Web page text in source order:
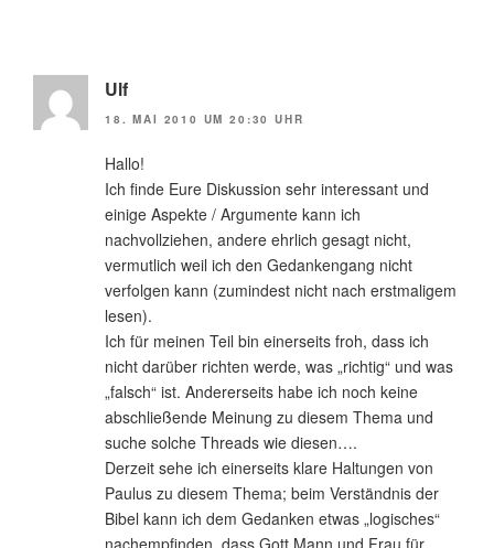
Ulf
18. MAI 2010 UM 20:30 UHR
Hallo!
Ich finde Eure Diskussion sehr interessant und
einige Aspekte / Argumente kann ich
nachvollziehen, andere ehrlich gesagt nicht,
vermutlich weil ich den Gedankengang nicht
verfolgen kann (zumindest nicht nach erstmaligem
lesen).
Ich für meinen Teil bin einerseits froh, dass ich
nicht darüber richten werde, was „richtig“ und was
„falsch“ ist. Andererseits habe ich noch keine
abschließende Meinung zu diesem Thema und
suche solche Threads wie diesen….
Derzeit sehe ich einerseits klare Haltungen von
Paulus zu diesem Thema; beim Verständnis der
Bibel kann ich dem Gedanken etwas „logisches“